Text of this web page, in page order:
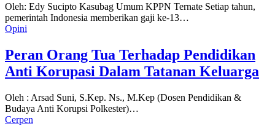
Oleh: Edy Sucipto Kasubag Umum KPPN Ternate Setiap tahun,
pemerintah Indonesia memberikan gaji ke-13…
Opini
Peran Orang Tua Terhadap Pendidikan
Anti Korupasi Dalam Tatanan Keluarga
Oleh : Arsad Suni, S.Kep. Ns., M.Kep (Dosen Pendidikan &
Budaya Anti Korupsi Polkester)…
Cerpen